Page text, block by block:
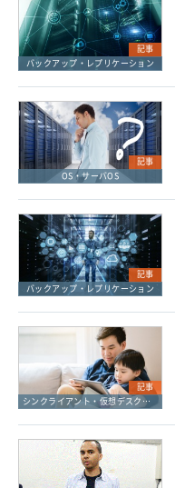
記事
バックアップ・レプリケーション
記事
OS・サーバOS
記事
バックアップ・レプリケーション
記事
シンクライアント・仮想デスクトップ